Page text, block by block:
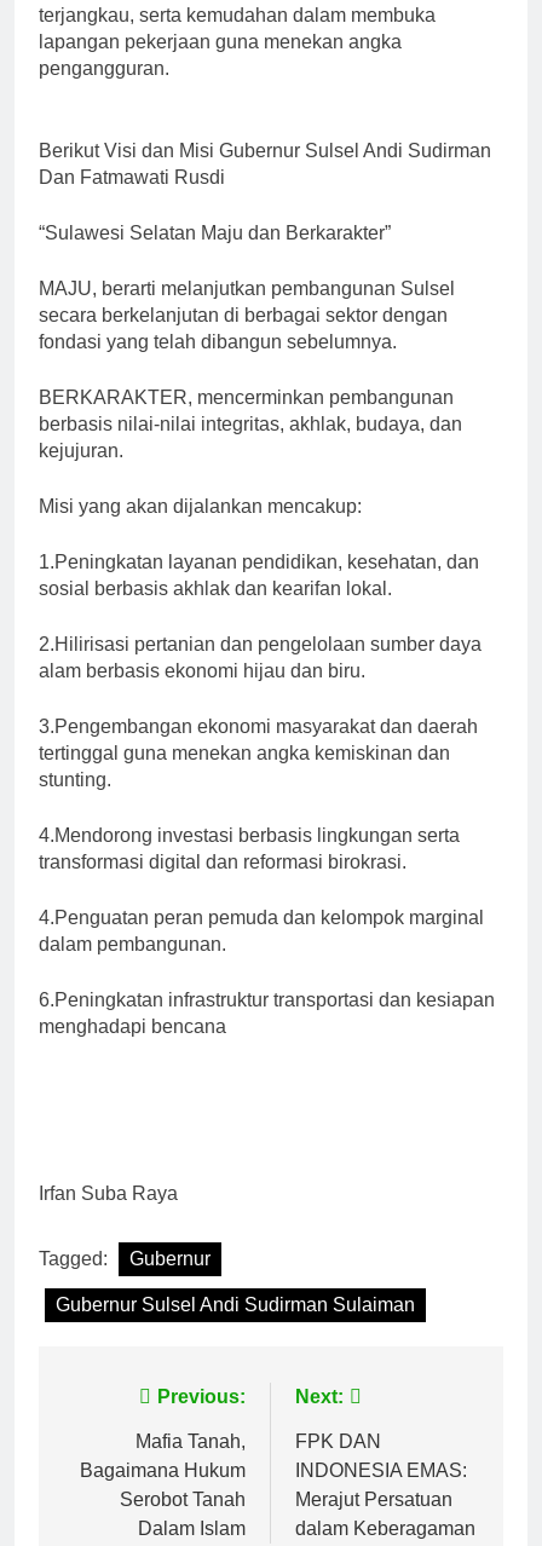
terjangkau, serta kemudahan dalam membuka
lapangan pekerjaan guna menekan angka
pengangguran.
Berikut Visi dan Misi Gubernur Sulsel Andi Sudirman
Dan Fatmawati Rusdi
“Sulawesi Selatan Maju dan Berkarakter”
MAJU, berarti melanjutkan pembangunan Sulsel
secara berkelanjutan di berbagai sektor dengan
fondasi yang telah dibangun sebelumnya.
BERKARAKTER, mencerminkan pembangunan
berbasis nilai-nilai integritas, akhlak, budaya, dan
kejujuran.
Misi yang akan dijalankan mencakup:
1.Peningkatan layanan pendidikan, kesehatan, dan
sosial berbasis akhlak dan kearifan lokal.
2.Hilirisasi pertanian dan pengelolaan sumber daya
alam berbasis ekonomi hijau dan biru.
3.Pengembangan ekonomi masyarakat dan daerah
tertinggal guna menekan angka kemiskinan dan
stunting.
4.Mendorong investasi berbasis lingkungan serta
transformasi digital dan reformasi birokrasi.
4.Penguatan peran pemuda dan kelompok marginal
dalam pembangunan.
6.Peningkatan infrastruktur transportasi dan kesiapan
menghadapi bencana
Irfan Suba Raya
Tagged: Gubernur
Gubernur Sulsel Andi Sudirman Sulaiman
NavigasiPrevious:
Mafia Tanah,
Bagaimana Hukum
Serobot Tanah
Dalam Islam
Next:
FPK DAN
INDONESIA EMAS:
Merajut Persatuan
dalam Keberagaman